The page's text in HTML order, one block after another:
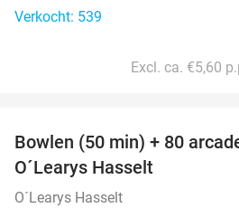
Verkocht: 539
Excl. ca. €5,60
Bowlen (50 min) + 80
O´Learys Hasselt
O´Learys Hasselt